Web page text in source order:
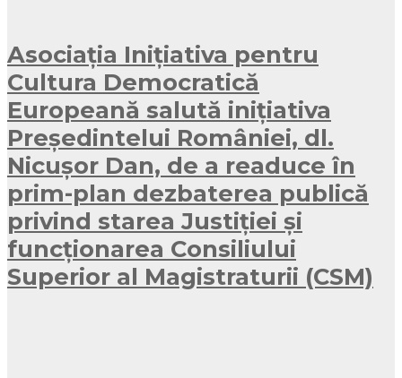
Asociația Inițiativa pentru
Cultura Democratică
Europeană salută inițiativa
Președintelui României, dl.
Nicușor Dan, de a readuce în
prim-plan dezbaterea publică
privind starea Justiției și
funcționarea Consiliului
Superior al Magistraturii (CSM)